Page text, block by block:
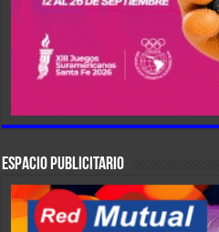
ESPACIO PUBLICITARIO